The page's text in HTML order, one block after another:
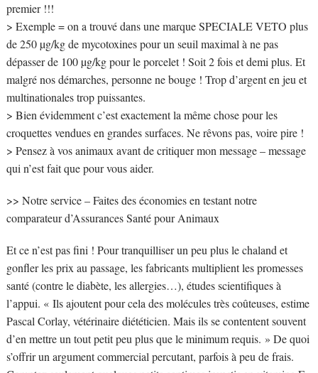
premier !!!
> Exemple = on a trouvé dans une marque SPECIALE VETO plus
de 250 µg/kg de mycotoxines pour un seuil maximal à ne pas
dépasser de 100 µg/kg pour le porcelet ! Soit 2 fois et demi plus. Et
malgré nos démarches, personne ne bouge ! Trop d’argent en jeu et
multinationales trop puissantes.
> Bien évidemment c’est exactement la même chose pour les
croquettes vendues en grandes surfaces. Ne rêvons pas, voire pire !
> Pensez à vos animaux avant de critiquer mon message – message
qui n’est fait que pour vous aider.
>> Notre service – Faites des économies en testant notre
comparateur d’Assurances Santé pour Animaux
Et ce n’est pas fini ! Pour tranquilliser un peu plus le chaland et
gonfler les prix au passage, les fabricants multiplient les promesses
santé (contre le diabète, les allergies…), études scientifiques à
l’appui. « Ils ajoutent pour cela des molécules très coûteuses, estime
Pascal Corlay, vétérinaire diététicien. Mais ils se contentent souvent
d’en mettre un tout petit peu plus que le minimum requis. » De quoi
s’offrir un argument commercial percutant, parfois à peu de frais.